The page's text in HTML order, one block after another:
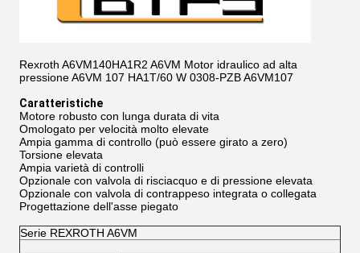
Rexroth A6VM140HA1R2 A6VM Motor idraulico ad alta
pressione A6VM 107 HA1T/60 W 0308-PZB A6VM107
Caratteristiche
Motore robusto con lunga durata di vita
Omologato per velocità molto elevate
Ampia gamma di controllo (può essere girato a zero)
Torsione elevata
Ampia varietà di controlli
Opzionale con valvola di risciacquo e di pressione elevata
Opzionale con valvola di contrappeso integrata o collegata
Progettazione dell'asse piegato
Serie REXROTH A6VM